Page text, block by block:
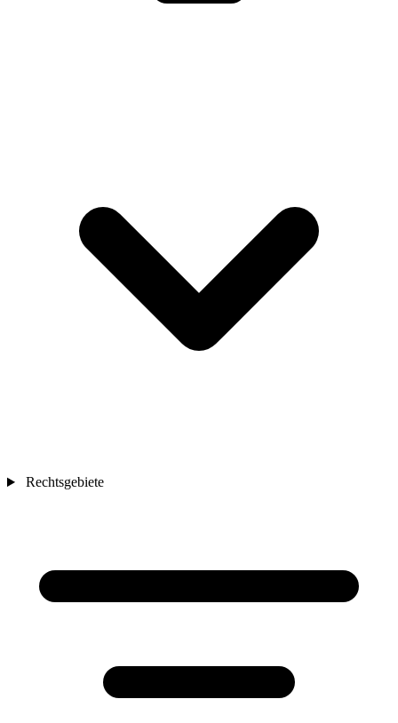
Rechtsgebiete